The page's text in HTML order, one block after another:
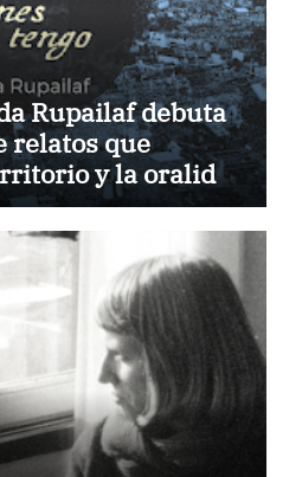
Rupailaf debuta
relatos que
y la oralidad